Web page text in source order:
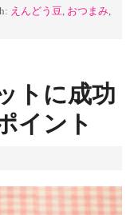
えんどう豆 おつまみ
トに成功
イント